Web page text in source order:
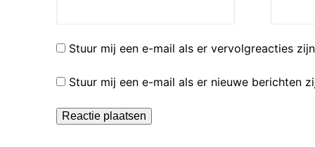
Stuur mij een e-mail als er vervolgreacties
Stuur mij een e-mail als er nieuwe berichten